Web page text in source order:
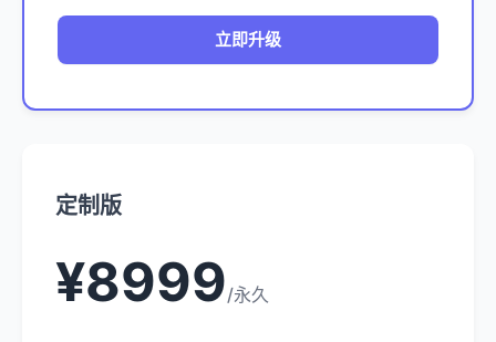
立即升级
定制版
¥8999/永久